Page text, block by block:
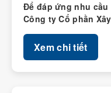
Để đáp ứng nhu
Công ty Cổ phần
Xem chi tiết